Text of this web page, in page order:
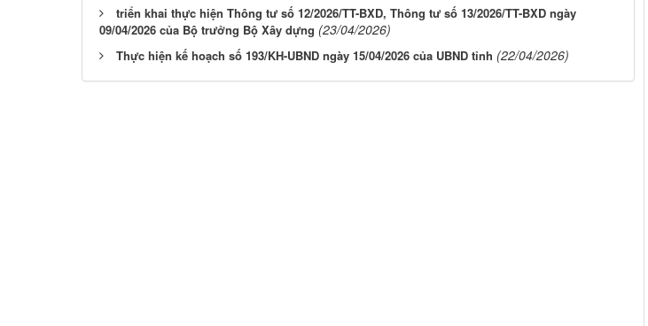
triển khai thực hiện Thông tư số 12/2026/TT-BXD, Thông tư số 13/2026/TT-BXD ngày
09/04/2026 của Bộ trưởng Bộ Xây dựng (23/04/2026)
Thực hiện kế hoạch số 193/KH-UBND ngày 15/04/2026 của UBND tỉnh (22/04/2026)